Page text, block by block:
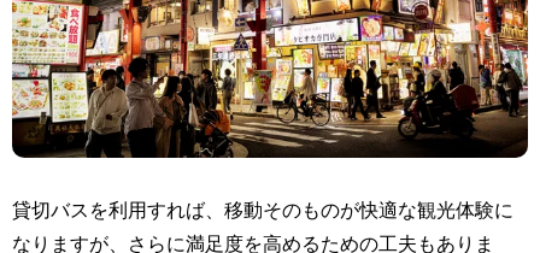
貸切バスを利用すれば、移動そのものが快適な観光体験に
なりますが、さらに満足度を高めるための工夫もありま